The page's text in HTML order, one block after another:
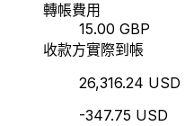
轉帳費用
15.00 GBP
收款方實際到帳
26,316.24 USD
-347.75 USD